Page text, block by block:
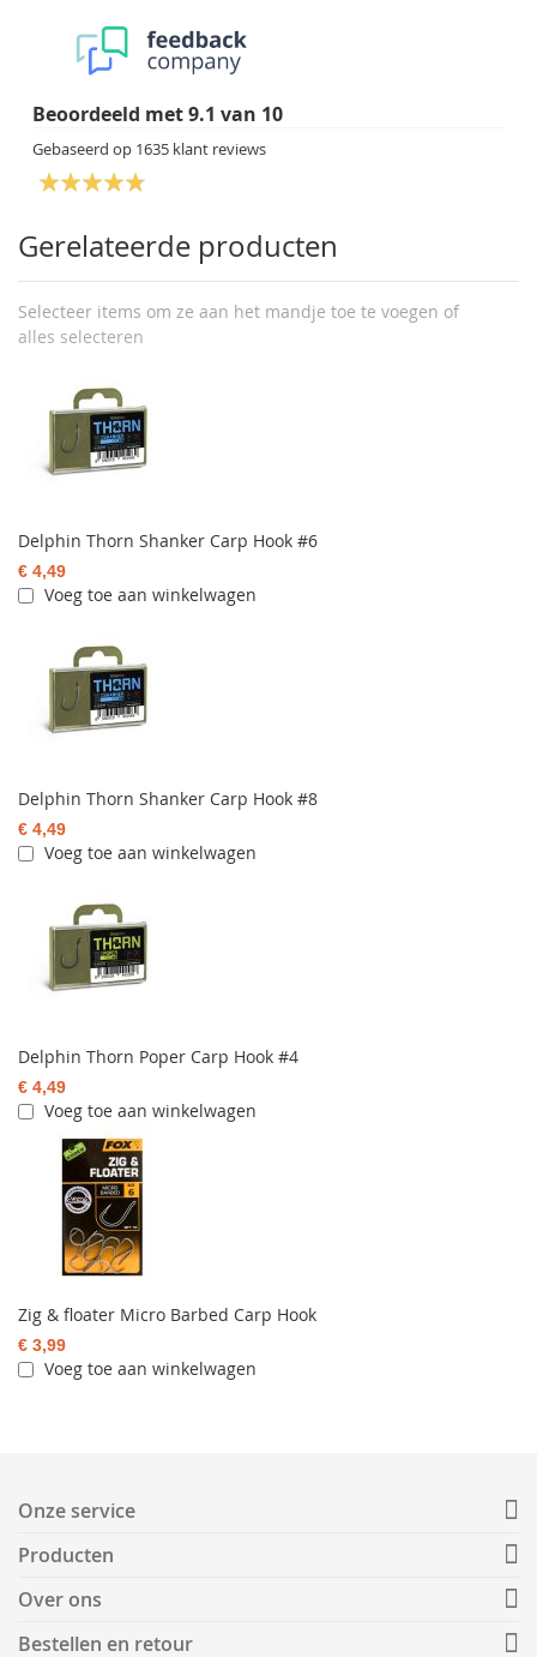
Beoordeeld met9.1 van 10
Gebaseerd op 1635 klant reviews
Gerelateerde producten
Selecteer items om ze aan het mandje toe te voegen of
alles selecteren
Delphin Thorn Shanker Carp Hook #6
€ 4,49
Voeg toe aan winkelwagen
Delphin Thorn Shanker Carp Hook #8
€ 4,49
Voeg toe aan winkelwagen
Delphin Thorn Poper Carp Hook #4
€ 4,49
Voeg toe aan winkelwagen
Zig & floater Micro Barbed Carp Hook
€ 3,99
Voeg toe aan winkelwagen
Onze service
Producten
Over ons
Bestellen en retour